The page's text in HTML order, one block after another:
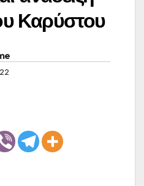
Καρύστου